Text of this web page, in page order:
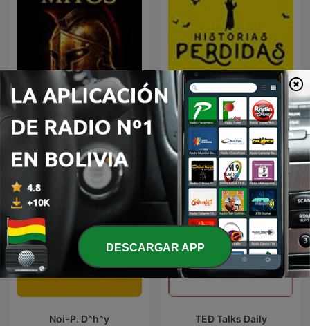
Dioses, héroes y
monstruos - Mitología e
Historia
Historias Perdidas
Noi-P. D^h^y TED Talks Daily
DESCARGAR APP